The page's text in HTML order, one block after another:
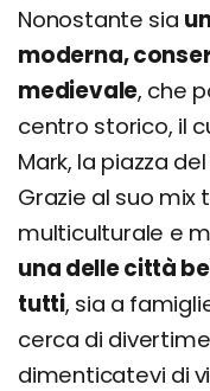
Nonostante sia
moderna,
medievale, che
centro storico, il
Mark, la piazza
Grazie al suo
multiculturale e
una delle città
tutti, sia a
cerca di
dimenticatevi di